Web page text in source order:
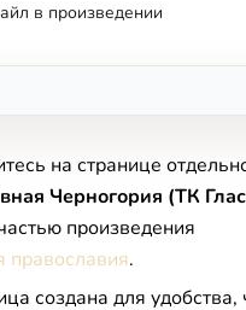
в произведении
на странице
Черногория (ТК
произведения
православия.
создана для